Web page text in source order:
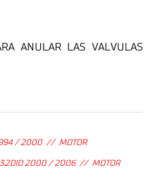
ANULAR LAS VALVULAS
/ 2000 // MOTOR
3.2DID 2000 / 2006 // MOTOR